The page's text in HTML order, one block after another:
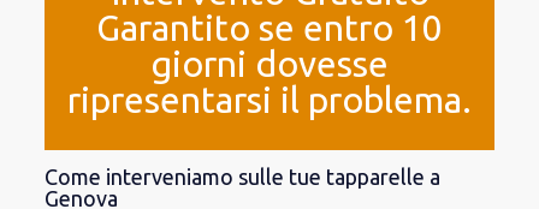
Garantito se entro 10
giorni dovesse
ripresentarsi il problema.
Come interveniamo sulle tue tapparelle a
Genova